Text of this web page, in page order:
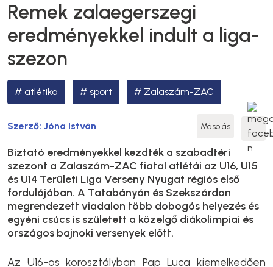
Remek zalaegerszegi
eredményekkel indult a liga-
szezon
atlétika sport Zalaszám-ZAC
Szerző: Jóna István Másolás
Biztató eredményekkel kezdték a szabadtéri
szezont a Zalaszám-ZAC fiatal atlétái az U16, U15
és U14 Területi Liga Verseny Nyugat régiós első
fordulójában. A Tatabányán és Szekszárdon
megrendezett viadalon több dobogós helyezés és
egyéni csúcs is született a közelgő diákolimpiai és
országos bajnoki versenyek előtt.
Az U16-os korosztályban Pap Luca kiemelkedően